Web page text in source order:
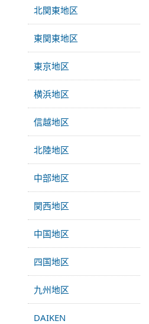
北関東地区
東関東地区
東京地区
横浜地区
信越地区
北陸地区
中部地区
関西地区
中国地区
四国地区
九州地区
DAIKEN